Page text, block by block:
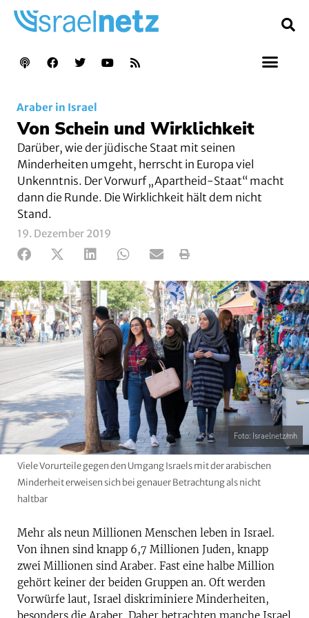
Araber in Israel
Von Schein und Wirklichkeit
Darüber, wie der jüdische Staat mit seinen
Minderheiten umgeht, herrscht in Europa viel
Unkenntnis. Der Vorwurf „Apartheid-Staat“ macht
dann die Runde. Die Wirklichkeit hält dem nicht
Stand.
19. Dezember 2019
Foto: Israelnetz/mh
Viele Vorurteile gegen den Umgang Israels mit der arabischen
Minderheit erweisen sich bei genauer Betrachtung als nicht
haltbar
Mehr als neun Millionen Menschen leben in Israel.
Von ihnen sind knapp 6,7 Millionen Juden, knapp
zwei Millionen sind Araber. Fast eine halbe Million
gehört keiner der beiden Gruppen an. Oft werden
Vorwürfe laut, Israel diskriminiere Minderheiten,
besonders die Araber. Daher betrachten manche Israel